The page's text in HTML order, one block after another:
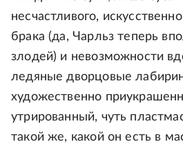
несчастливого,
брака (да, Чарльз теперь
злодей) и невозможности
ледяные дворцовые
художественно
утрированный, чуть
такой же, какой он есть в